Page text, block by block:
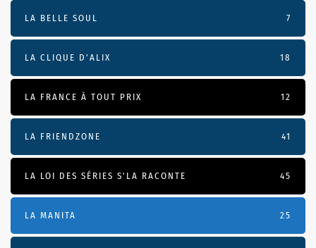
LA BELLE SOUL 7
LA CLIQUE D'ALIX 18
LA FRANCE À TOUT PRIX 12
LA FRIENDZONE 41
LA LOI DES SÉRIES S'LA RACONTE 45
LA MANITA 25